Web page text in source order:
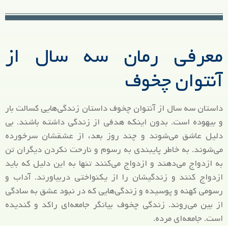
معرفی رمان سه سال از
آنتوان چخوف
داستان سه سال از آنتوان چخوف داستان زندگی‌هایی کسالت بار
و بیهوده است. بدون اینکه هدفی از زندگی داشته باشند. بی
دلیل عاشق می‌شوند و چند روز بعد، از عشقشان سرخورده
می‌شوند. به خاطر پایبندی به رسوم و نارحت نکردن دیگران تن
به ازدواج می‌دهند و ازدواج می‌کنند تنها به این دلیل که باید
ازدواج کنند و زندگیشان را از یکنواختی دربیاورند. آداب و
رسومی کهنه و پوسیده و زندگی‌هایی که در نبود عشق به سادگی
از بین می‌روند. زندگی چخوف بیانگر جامعه‌ای راکد و گندیده
است. جامعه‌ای مرده.